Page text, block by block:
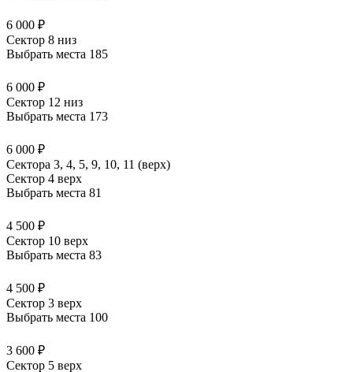
6 000 ₽
Сектор 8 низ
Выбрать места 185
6 000 ₽
Сектор 12 низ
Выбрать места 173
6 000 ₽
Сектора 3, 4, 5, 9, 10, 11 (верх)
Сектор 4 верх
Выбрать места 81
4 500 ₽
Сектор 10 верх
Выбрать места 83
4 500 ₽
Сектор 3 верх
Выбрать места 100
3 600 ₽
Сектор 5 верх